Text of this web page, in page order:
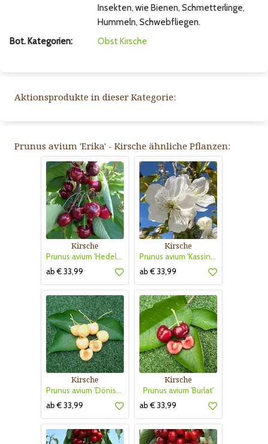
Insekten, wie Bienen, Schmetterlinge,
Hummeln, Schwebfliegen.
Bot. Kategorien:
ObstKirsche
Aktionsprodukte in dieser Kategorie:
Prunus avium 'Erika' - Kirsche ähnliche Pflanzen:
Kirsche
Prunus avium 'Hedelfinger Riesenkirsche'
ab € 33,99
Kirsche
Prunus avium 'Kassins Frühe Herzkirsche'
ab € 33,99
Kirsche
Prunus avium 'Dönissens Gelbe Knorpelkirsche'
ab € 33,99
Kirsche
Prunus avium 'Burlat'
ab € 33,99